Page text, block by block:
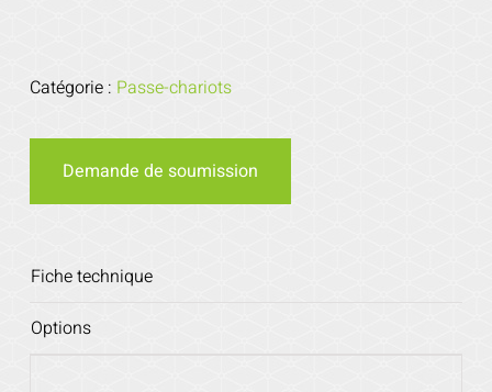
Catégorie : Passe-chariots
Demande de soumission
Fiche technique
Options